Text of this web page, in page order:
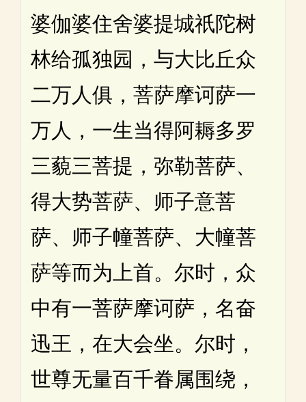
婆伽婆住舍婆提城祇陀树
林给孤独园，与大比丘众
二万人俱，菩萨摩诃萨一
万人，一生当得阿耨多罗
三藐三菩提，弥勒菩萨、
得大势菩萨、师子意菩
萨、师子幢菩萨、大幢菩
萨等而为上首。尔时，众
中有一菩萨摩诃萨，名奋
迅王，在大会坐。尔时，
世尊无量百千眷属围绕，